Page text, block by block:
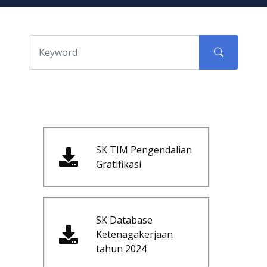
SK TIM Pengendalian
Gratifikasi
SK Database
Ketenagakerjaan
tahun 2024